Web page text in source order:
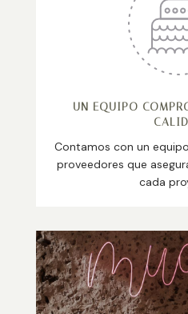
UN EQUIPO
Contamos con un
proveedores que
cada